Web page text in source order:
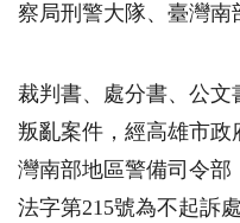
察局刑警大隊、臺灣南
裁判書、處分書、公
叛亂案件，經高雄市
灣南部地區警備司令部
法字第215號為不起訴